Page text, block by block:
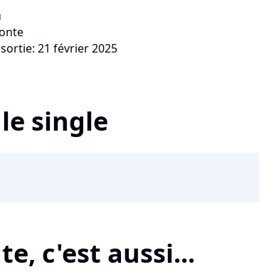
21 février 2025
single
c'est aussi...